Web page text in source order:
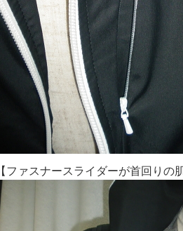
【ファスナースライダーが首回りの